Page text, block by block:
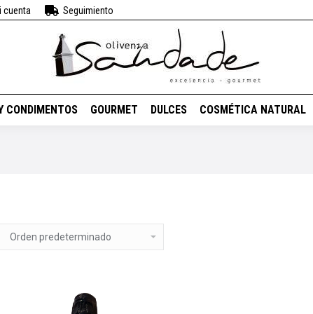
cuenta Seguimiento
CONDIMENTOS GOURMET DULCES COSMÉTICA NATURAL
BEBIDAS VINOS ACEITES Y CONDIMENTOS